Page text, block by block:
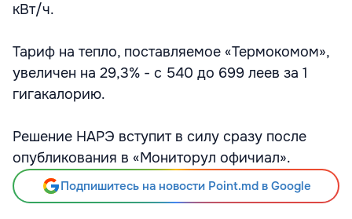
кВт/ч.
Тариф на тепло, поставляемое «Термокомом»,
увеличен на 29,3% - с 540 до 699 леев за 1
гигакалорию.
Pешение НАРЭ вступит в силу сразу после
опубликования в «Мониторул офичиал».
Подпишитесь на новости Point.md в Google